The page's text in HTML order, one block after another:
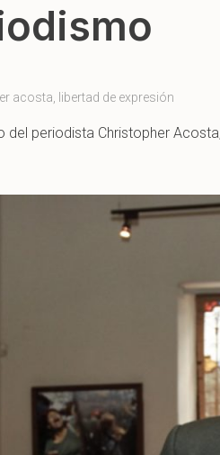
acosta libertad de expresión
periodista Christopher